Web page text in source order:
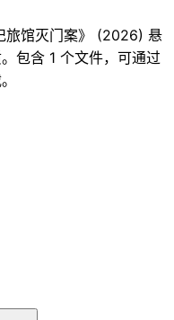
旅馆灭门案》 (2026) 悬
包含 1 个文件，可通过